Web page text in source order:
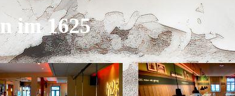
im 1625